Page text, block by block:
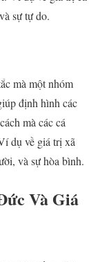
sự tự do.
mà một nhóm
định hình các
mà các cá
dụ về giá trị xã
và sự hòa bình.
Và Giá